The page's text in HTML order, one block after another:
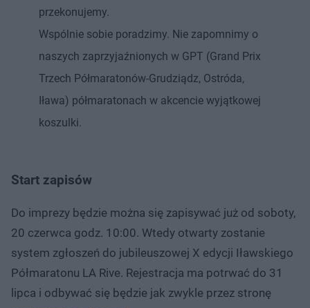
przekonujemy.
Wspólnie sobie poradzimy. Nie zapomnimy o
naszych zaprzyjaźnionych w GPT (Grand Prix
Trzech Półmaratonów-Grudziądz, Ostróda,
Iława) półmaratonach w akcencie wyjątkowej
koszulki.
Start zapisów
Do imprezy będzie można się zapisywać już od soboty,
20 czerwca godz. 10:00. Wtedy otwarty zostanie
system zgłoszeń do jubileuszowej X edycji Iławskiego
Półmaratonu LA Rive. Rejestracja ma potrwać do 31
lipca i odbywać się będzie jak zwykle przez stronę